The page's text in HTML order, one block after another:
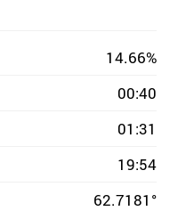
14.66%
00:40
01:31
19:54
62.7181°